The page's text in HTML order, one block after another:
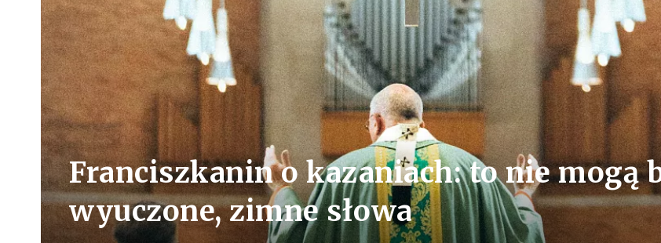
Franciszkanin o kazaniach: to nie mogą
wyuczone, zimne słowa